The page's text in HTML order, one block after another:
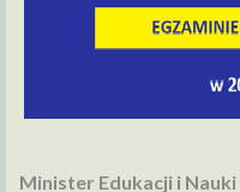
Minister Edukacji i Nauki